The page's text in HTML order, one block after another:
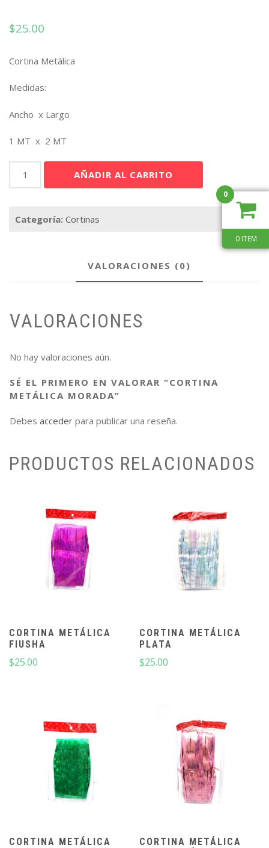
$25.00
Cortina Metálica
Medidas:
Ancho x Largo
1 MT x 2 MT
Metálica
AÑADIR AL CARRITO
Categoría: Cortinas
VALORACIONES (0)
VALORACIONES
No hay valoraciones aún.
SÉ EL PRIMERO EN VALORAR “CORTINA
METÁLICA MORADA”
Debes acceder para publicar una reseña.
PRODUCTOS RELACIONADOS
CORTINA METÁLICA
FIUSHA
$25.00
CORTINA METÁLICA
PLATA
$25.00
CORTINA METÁLICA
CORTINA METÁLICA
0
0 ITEM